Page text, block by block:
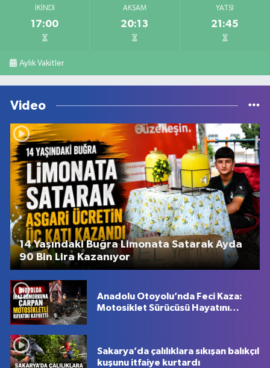
İKINDI
17:00
AKŞAM
20:13
YATSI
21:45
Aylık Vakitler
Video
14 Yaşındaki Buğra Limonata Satarak Ayda
90 Bin Lira Kazanıyor
Anadolu Otoyolu’nda Feci Kaza:
Motosiklet Sürücüsü Hayatını
Sakarya’da çalılıklara sıkışan balıkçıl
kuşunu itfaiye kurtardı